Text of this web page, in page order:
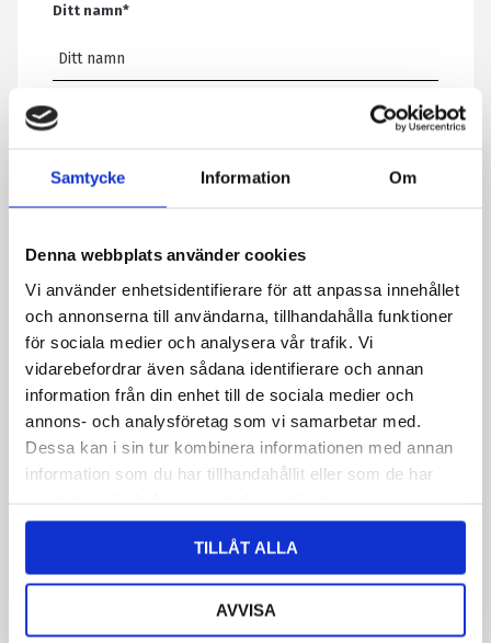
Samtycke Information Om
Denna webbplats använder cookies
Vi använder enhetsidentifierare för att anpassa innehållet
och annonserna till användarna, tillhandahålla funktioner
för sociala medier och analysera vår trafik. Vi
vidarebefordrar även sådana identifierare och annan
information från din enhet till de sociala medier och
annons- och analysföretag som vi samarbetar med.
Dessa kan i sin tur kombinera informationen med annan
information som du har tillhandahållit eller som de har
TILLÅT ALLA
AVVISA
Ditt namn*
Telefon
Genom att skicka formuläret godkänner du att vi sparar
information om dig. Läs mer om hur vi behandlar dina
personuppgifter i vår integritetspolicy.
CAPTCHA